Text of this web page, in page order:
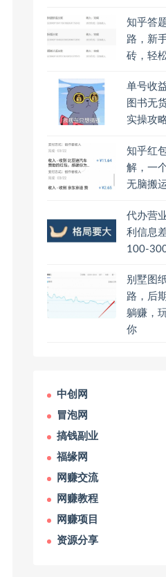
知乎答
路，新
砖，轻
单号收
图书无
实操攻
知乎红
解，一
无脑搬
代办营
利信息
100-
别墅图
路，后
躺赚，
你
中创网
冒泡网
搞钱副业
福缘网
网赚交流
网赚教程
网赚项目
资源分享